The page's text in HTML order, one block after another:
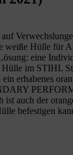
weiße Hülle für
eine
im STIHL
erhabenes
ist auch der
befestigen